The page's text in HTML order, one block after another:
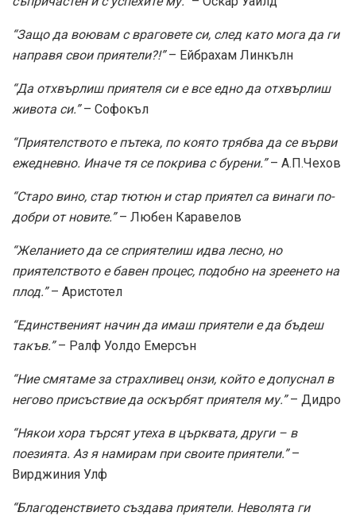
“Защо да воювам с враговете си, след като мога да ги
направя свои приятели?!”– Ейбрахам Линкълн
“Да отхвърлиш приятеля си е все едно да отхвърлиш
живота си.”– Софокъл
“Приятелството е пътека, по която трябва да се върви
ежедневно. Иначе тя се покрива с бурени.”– А.П.Чехов
“Старо вино, стар тютюн и стар приятел са винаги по-
добри от новите.”– Любен Каравелов
“Желанието да се сприятелиш идва лесно, но
приятелството е бавен процес, подобно на зреенето на
плод.”– Аристотел
“Единственият начин да имаш приятели е да бъдеш
такъв.”– Ралф Уолдо Емерсън
“Ние смятаме за страхливец онзи, който е допуснал в
негово присъствие да оскърбят приятеля му.”– Дидро
“Някои хора търсят утеха в църквата, други – в
поезията. Аз я намирам при своите приятели.”–
Вирджиния Улф
“Благоденствието създава приятели. Неволята ги